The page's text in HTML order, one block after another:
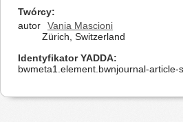
Twórcy
autor
Vania Mascioni
Zürich, Switzerland
Identyfikator YADDA
bwmeta1.element.bwnjournal-article-